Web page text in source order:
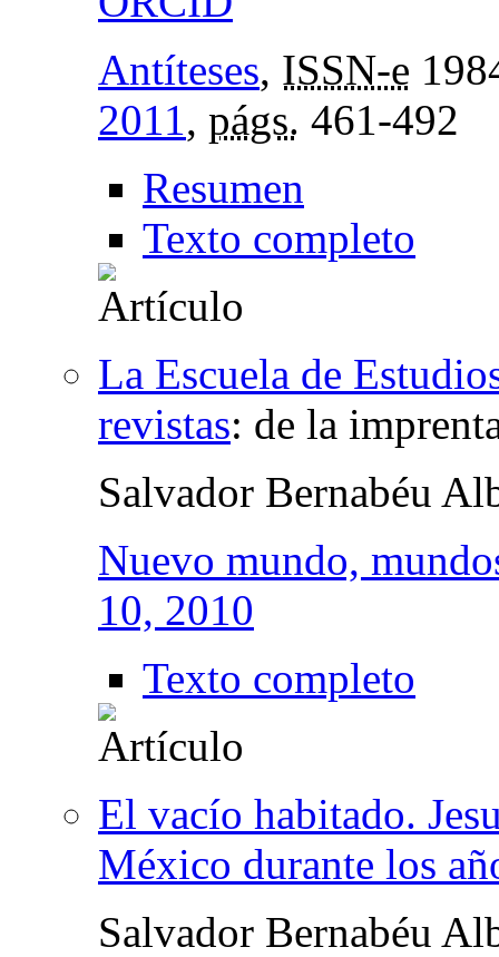
Antíteses, ISSN-e
2011, págs. 461-492
Resumen
Texto completo
La Escuela de
revistas: de la
Salvador Bernabéu
Nuevo mundo,
10, 2010
Texto completo
El vacío habitado.
México durante los
Salvador Bernabéu